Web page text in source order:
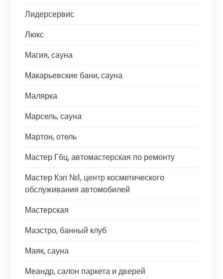
Лидерсервис
Люкс
Магия, сауна
Макарьевские бани, сауна
Малярка
Марсель, сауна
Мартон, отель
Мастер Гбц, автомастерская по ремонту
Мастер Кэп №1, центр косметического
обслуживания автомобилей
Мастерская
Маэстро, банный клуб
Маяк, сауна
Меандр, салон паркета и дверей